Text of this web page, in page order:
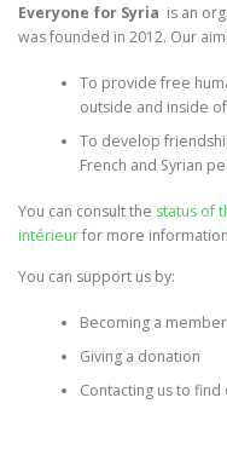
Everyone for Syria is an
was founded in 2012. Our
To provide free
outside and inside
To develop
French and Syrian
You can consult the status of
intérieurfor more
You can support us by:
Becoming a member
Giving a donation
Contacting us to